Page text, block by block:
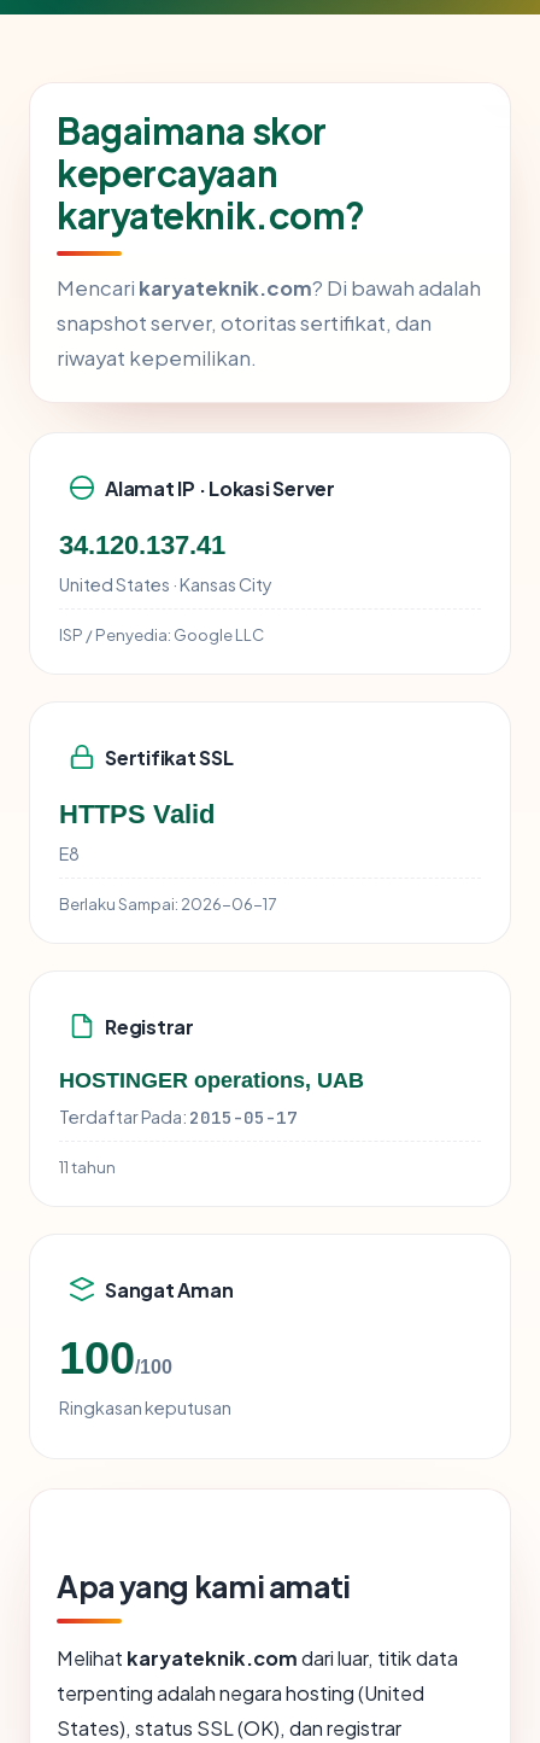
Bagaimana skor
kepercayaan
karyateknik.com?
Mencari karyateknik.com? Di bawah adalah
snapshot server, otoritas sertifikat, dan
riwayat kepemilikan.
Alamat IP · Lokasi Server
34.120.137.41
United States · Kansas City
ISP / Penyedia: Google LLC
Sertifikat SSL
HTTPS Valid
E8
Berlaku Sampai: 2026-06-17
Registrar
HOSTINGER operations, UAB
Terdaftar Pada: 2015-05-17
11 tahun
Sangat Aman
100/100
Ringkasan keputusan
Apa yang kami amati
Melihat karyateknik.comdari luar, titik data
terpenting adalah negara hosting (United
States), status SSL (OK), dan registrar